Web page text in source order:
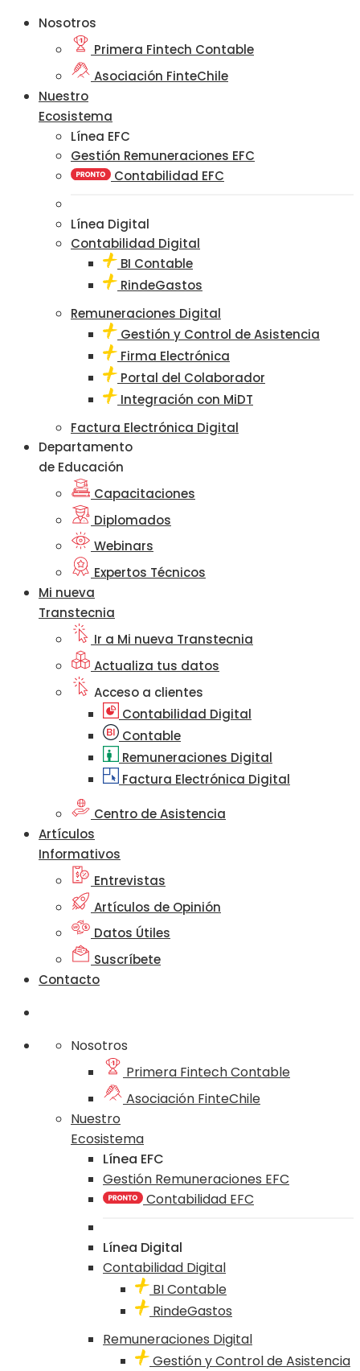
Nosotros
Primera Fintech Contable
Asociación FinteChile
Nuestro
Ecosistema
Línea EFC
Gestión Remuneraciones EFC
Contabilidad EFC
Línea Digital
Contabilidad Digital
BI Contable
RindeGastos
Remuneraciones Digital
Gestión y Control de Asistencia
Firma Electrónica
Portal del Colaborador
Integración con MiDT
Factura Electrónica Digital
Departamento
de Educación
Capacitaciones
Diplomados
Webinars
Expertos Técnicos
Mi nueva
Transtecnia
Ir a Mi nueva Transtecnia
Actualiza tus datos
Acceso a clientes
Contabilidad Digital
Contable
Remuneraciones Digital
Factura Electrónica Digital
Centro de Asistencia
Artículos
Informativos
Entrevistas
Artículos de Opinión
Datos Útiles
Suscríbete
Contacto
Nosotros
Primera Fintech Contable
Asociación FinteChile
Nuestro
Ecosistema
Línea EFC
Gestión Remuneraciones EFC
Contabilidad EFC
Línea Digital
Contabilidad Digital
BI Contable
RindeGastos
Remuneraciones Digital
Gestión y Control de Asistencia